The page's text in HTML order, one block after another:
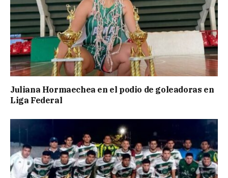
Juliana Hormaechea en el podio de goleadoras en
Liga Federal